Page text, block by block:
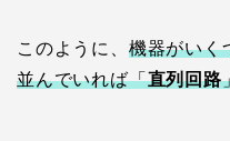
このように、 機器がいく
並んでいれば「直列回路